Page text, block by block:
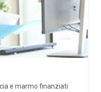
e marmo finanziati